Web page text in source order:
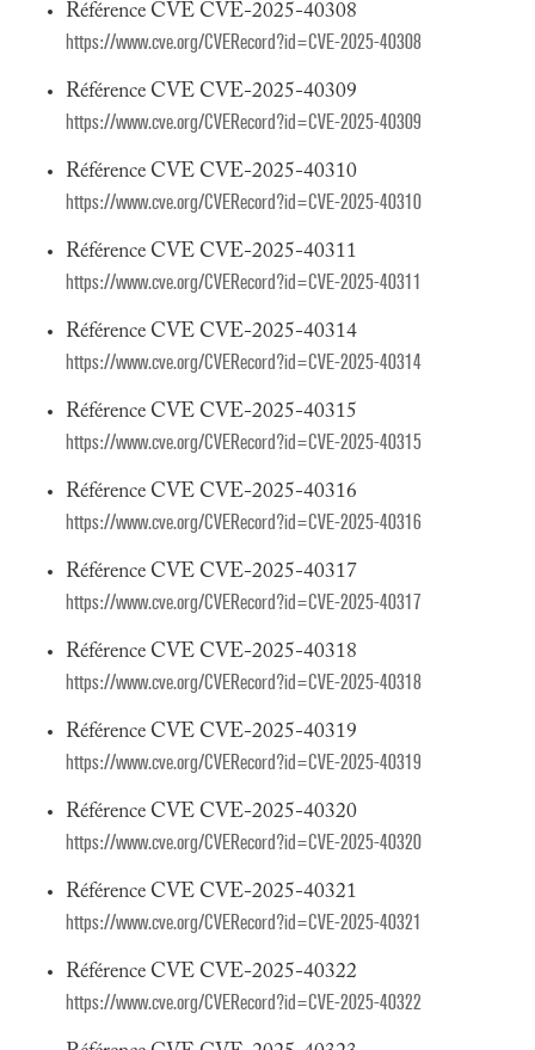
Référence CVE CVE-2025-40308
https://www.cve.org/CVERecord?id=CVE-2025-40308
Référence CVE CVE-2025-40309
https://www.cve.org/CVERecord?id=CVE-2025-40309
Référence CVE CVE-2025-40310
https://www.cve.org/CVERecord?id=CVE-2025-40310
Référence CVE CVE-2025-40311
https://www.cve.org/CVERecord?id=CVE-2025-40311
Référence CVE CVE-2025-40314
https://www.cve.org/CVERecord?id=CVE-2025-40314
Référence CVE CVE-2025-40315
https://www.cve.org/CVERecord?id=CVE-2025-40315
Référence CVE CVE-2025-40316
https://www.cve.org/CVERecord?id=CVE-2025-40316
Référence CVE CVE-2025-40317
https://www.cve.org/CVERecord?id=CVE-2025-40317
Référence CVE CVE-2025-40318
https://www.cve.org/CVERecord?id=CVE-2025-40318
Référence CVE CVE-2025-40319
https://www.cve.org/CVERecord?id=CVE-2025-40319
Référence CVE CVE-2025-40320
https://www.cve.org/CVERecord?id=CVE-2025-40320
Référence CVE CVE-2025-40321
https://www.cve.org/CVERecord?id=CVE-2025-40321
Référence CVE CVE-2025-40322
https://www.cve.org/CVERecord?id=CVE-2025-40322